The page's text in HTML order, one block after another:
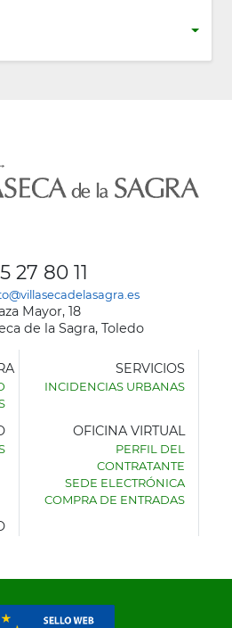
27 80 11
Mayor, 18
de la Sagra, Toledo
SERVICIOS
INCIDENCIAS URBANAS
OFICINA VIRTUAL
PERFIL DEL
CONTRATANTE
SEDE ELECTRÓNICA
COMPRA DE ENTRADAS